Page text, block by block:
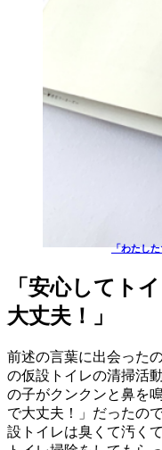
「わたし
「安心してト
大丈夫！」
前述の言葉に出会った
の仮設トイレの清掃活
の子がクンクンと鼻を
で大丈夫！」だったの
設トイレは臭くて汚く